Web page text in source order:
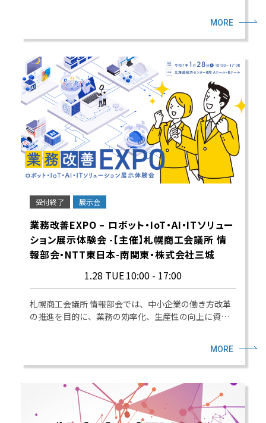
MORE
受付終了 展示会
業務改善EXPO – ロボット・IoT・AI・ITソリュー
ション展示体験会 -【主催】札幌商工会議所 情
報部会・NTT東日本-南関東・株式会社三城
1.28 TUE10:00 - 17:00
札幌商工会議所 情報部会では、中小企業の働き方改革
の推進を目的に、業務の効率化、生産性の向上に資…
MORE